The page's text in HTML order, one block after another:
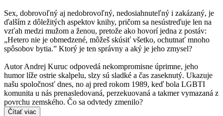
Sex, dobrovoľný aj nedobrovoľný, nedosiahnuteľný i zakázaný, je
ďalším z dôležitých aspektov knihy, pričom sa nesústreďuje len na
vzťah medzi mužom a ženou, pretože ako hovorí jedna z postáv:
„Hetero nie je obmedzené, môžeš skúsiť všetko, ochutnať mnoho
spôsobov bytia.” Ktorý je ten správny a aký je jeho zmysel?
Autor Andrej Kuruc odpovedá nekompromisne úprimne, jeho
humor líže ostrie skalpelu, slzy sú sladké a čas zaseknutý. Ukazuje
našu spoločnosť dnes, no aj pred rokom 1989, keď bola LGBTI
komunita u nás prenasledovaná, perzekuovaná a takmer vymazaná z
povrchu zemského. Čo sa odvtedy zmenilo?
Čítať viac